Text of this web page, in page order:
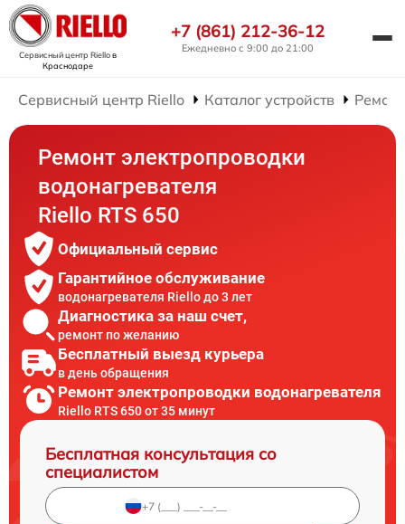
Сервисный центр Rielloв
Краснодаре
+7 (861) 212-36-12
Ежедневно с 9:00 до 21:00
Сервисный центр Riello Каталог устройств
Ремонт электропроводки
водонагревателя
Riello RTS 650
Официальный сервис
Гарантийное обслуживание
водонагревателя Riello до 3 лет
Диагностика за наш счет,
ремонт по желанию
Бесплатный выезд курьера
в день обращения
Ремонт электропроводки водонагревателя
Riello RTS 650 от 35 минут
Бесплатная консультация со
специалистом